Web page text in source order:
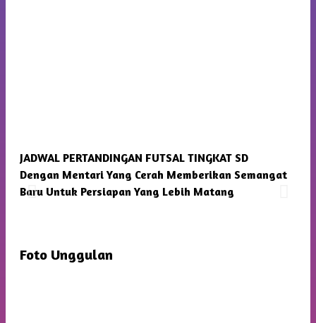
JADWAL PERTANDINGAN FUTSAL TINGKAT SD
Dengan Mentari Yang Cerah Memberikan Semangat
Baru Untuk Persiapan Yang Lebih Matang
Foto Unggulan